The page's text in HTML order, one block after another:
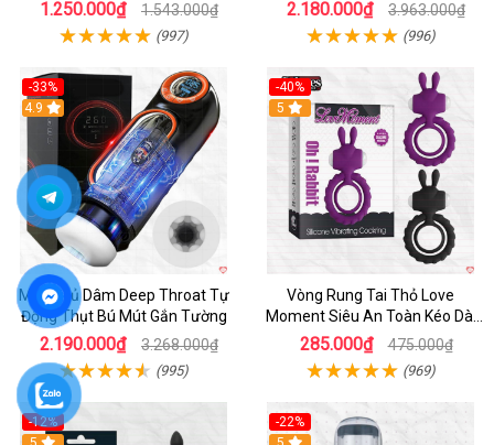
1.250.000₫ 1.543.000₫
(997)
2.180.000₫ 3.963.000₫
(996)
-33%
Hot
4.9
Máy Thủ Dâm Deep Throat Tự
Động Thụt Bú Mút Gắn Tường
2.190.000₫ 3.268.000₫
(995)
-40%
5
Vòng Rung Tai Thỏ Love
Moment Siêu An Toàn Kéo Dài
Thời Gian
285.000₫ 475.000₫
(969)
-12%
-22%